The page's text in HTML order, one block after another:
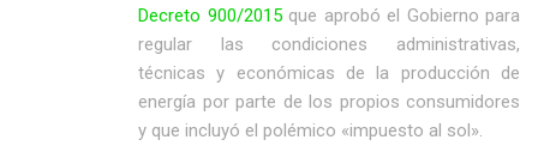
Decreto 900/2015que aprobó el Gobierno para
regular las condiciones administrativas,
técnicas y económicas de la producción de
energía por parte de los propios consumidores
y que incluyó el polémico «impuesto al sol».